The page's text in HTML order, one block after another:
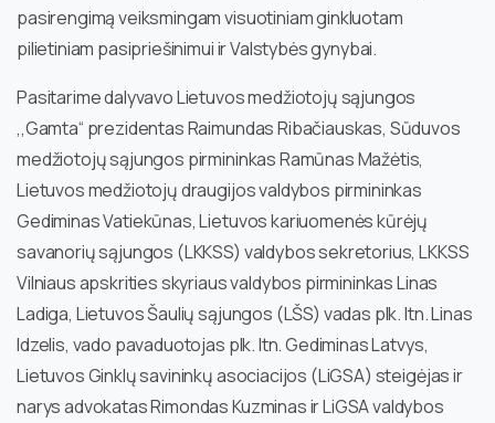
pasirengimą veiksmingam visuotiniam ginkluotam
pilietiniam pasipriešinimui ir Valstybės gynybai.
Pasitarime dalyvavo Lietuvos medžiotojų sąjungos
,,Gamta“ prezidentas Raimundas Ribačiauskas, Sūduvos
medžiotojų sąjungos pirmininkas Ramūnas Mažėtis,
Lietuvos medžiotojų draugijos valdybos pirmininkas
Gediminas Vatiekūnas, Lietuvos kariuomenės kūrėjų
savanorių sąjungos (LKKSS) valdybos sekretorius, LKKSS
Vilniaus apskrities skyriaus valdybos pirmininkas Linas
Ladiga, Lietuvos Šaulių sąjungos (LŠS) vadas plk. ltn. Linas
Idzelis, vado pavaduotojas plk. ltn. Gediminas Latvys,
Lietuvos Ginklų savininkų asociacijos (LiGSA) steigėjas ir
narys advokatas Rimondas Kuzminas ir LiGSA valdybos